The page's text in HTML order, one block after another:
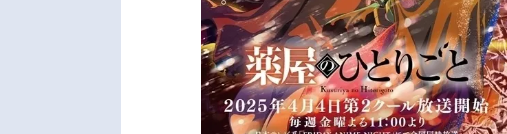
TVアニメ『戦隊大失格』
radio 大直会 2nd season